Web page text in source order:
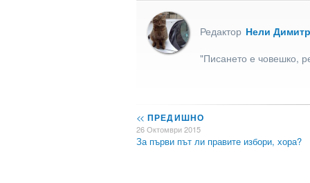
Редактор Нели
"Писането е човешко,
<< ПРЕДИШНО
26 Октомври 2015
За първи път ли правите избори, хора?